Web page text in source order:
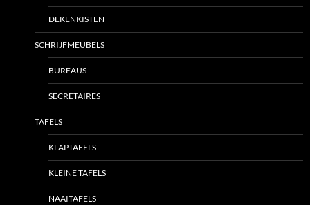
DEKENKISTEN
SCHRIJFMEUBELS
BUREAUS
SECRETAIRES
TAFELS
KLAPTAFELS
KLEINE TAFELS
NAAITAFELS